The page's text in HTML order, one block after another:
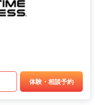
体験・相談予約